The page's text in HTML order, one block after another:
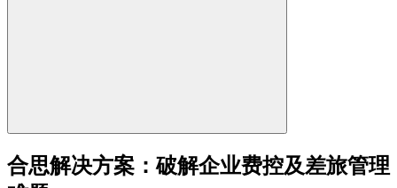
合思解决方案：破解企业费控及差旅管理